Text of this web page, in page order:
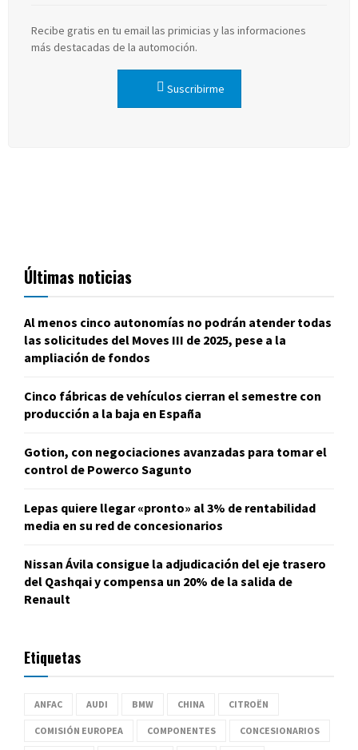
Recibe gratis en tu email las primicias y las informaciones
más destacadas de la automoción.
Suscribirme
Últimas noticias
Al menos cinco autonomías no podrán atender todas
las solicitudes del Moves III de 2025, pese a la
ampliación de fondos
Cinco fábricas de vehículos cierran el semestre con
producción a la baja en España
Gotion, con negociaciones avanzadas para tomar el
control de Powerco Sagunto
Lepas quiere llegar «pronto» al 3% de rentabilidad
media en su red de concesionarios
Nissan Ávila consigue la adjudicación del eje trasero
del Qashqai y compensa un 20% de la salida de
Renault
Etiquetas
ANFAC AUDI BMW CHINA CITROËN
COMISIÓN EUROPEA COMPONENTES CONCESIONARIOS